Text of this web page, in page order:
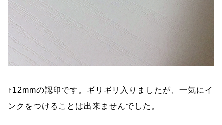
↑12mmの認印です。ギリギリ入りましたが、一気にイ
ンクをつけることは出来ませんでした。